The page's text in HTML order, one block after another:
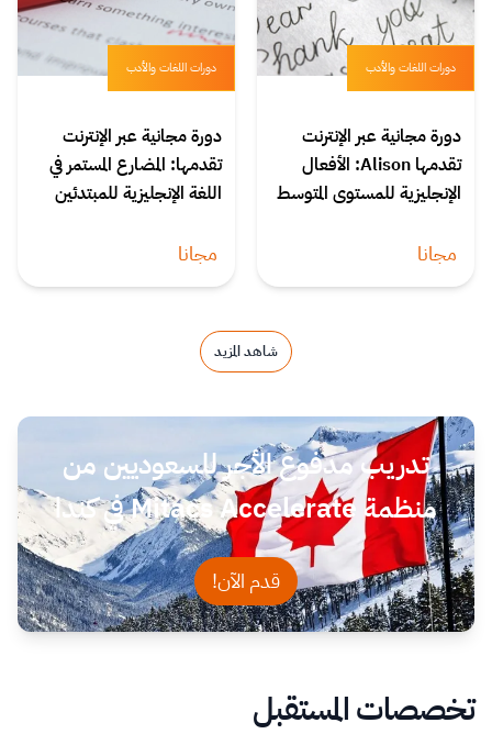
دورات اللغات والأدب
دورة مجانية عبر الإنترنت
تقدمها Alison: الأفعال
الإنجليزية للمستوى المتوسط
مجانا
دورات اللغات والأدب
دورة مجانية عبر الإنترنت
تقدمها: المضارع المستمر في
اللغة الإنجليزية للمبتدئين
مجانا
شاهد المزيد
تدريب مدفوع الأجر للسعوديين من
منظمة Mitacs Accelerate في كندا
قدم الآن!
تخصصات المستقبل